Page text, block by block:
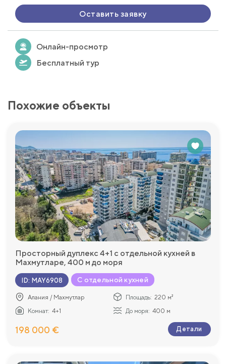
Оставить заявку
Онлайн-просмотр
Бесплатный тур
Похожие объекты
Просторный дуплекс 4+1 с отдельной кухней в
Махмутларе, 400 м до моря
ID: MAY6908 С отдельной кухней
Алания / Махмутлар Площадь: 220 м²
Комнат: 4+1 До моря: 400 м
198 000 € Детали